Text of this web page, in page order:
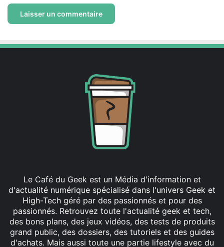
Le Café du Geek est un Média d'information et
d'actualité numérique spécialisé dans l'univers Geek et
High-Tech géré par des passionnés et pour des
passionnés. Retrouvez toute l'actualité geek et tech,
des bons plans, des jeux vidéos, des tests de produits
grand public, des dossiers, des tutoriels et des guides
d'achats. Mais aussi toute une partie lifestyle avec du